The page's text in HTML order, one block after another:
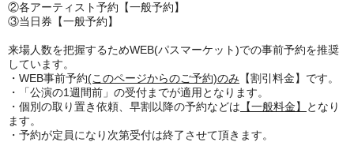
②各アーティスト予約【一般予約】
③当日券【一般予約】
来場人数を把握するためWEB(パスマーケット)での事前予約を推奨
しています。
・WEB事前予約(このページからのご予約)のみ 【割引料金】です。
・「公演の1週間前」の受付までが適用となります。
・個別の取り置き依頼、早割以降の予約などは 【一般料金】
となり
ます。
・予約が定員になり次第受付は終了させて頂きます。